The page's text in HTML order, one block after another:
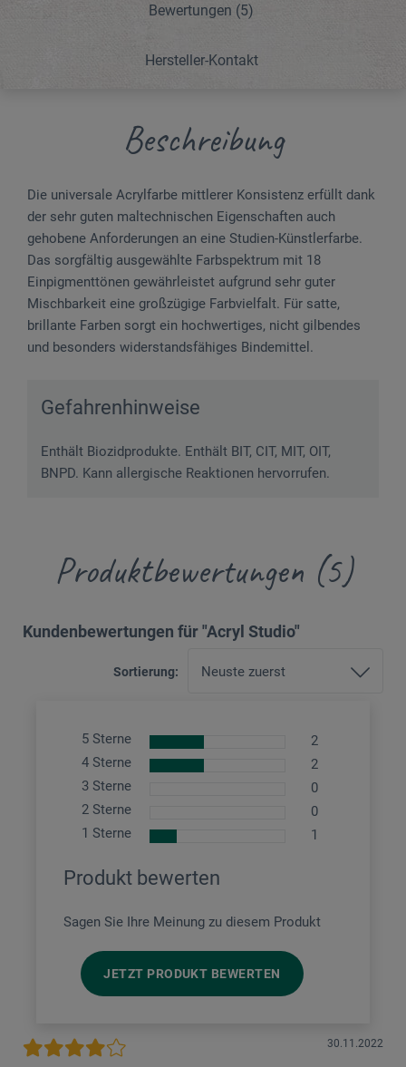
Bewertungen (5)
Hersteller-Kontakt
Beschreibung
Die universale Acrylfarbe mittlerer Konsistenz erfüllt dank
der sehr guten maltechnischen Eigenschaften auch
gehobene Anforderungen an eine Studien-Künstlerfarbe.
Das sorgfältig ausgewählte Farbspektrum mit 18
Einpigmenttönen gewährleistet aufgrund sehr guter
Mischbarkeit eine großzügige Farbvielfalt. Für satte,
brillante Farben sorgt ein hochwertiges, nicht gilbendes
und besonders widerstandsfähiges Bindemittel.
Gefahrenhinweise
Enthält Biozidprodukte. Enthält BIT, CIT, MIT, OIT,
BNPD. Kann allergische Reaktionen hervorrufen.
Produktbewertungen (5)
Kundenbewertungen für "Acryl Studio"
Sortierung:
5 Sterne
2
4 Sterne
2
3 Sterne
0
2 Sterne
0
1 Sterne
1
Produkt bewerten
Sagen Sie Ihre Meinung zu diesem Produkt
JETZT PRODUKT BEWERTEN
30.11.2022